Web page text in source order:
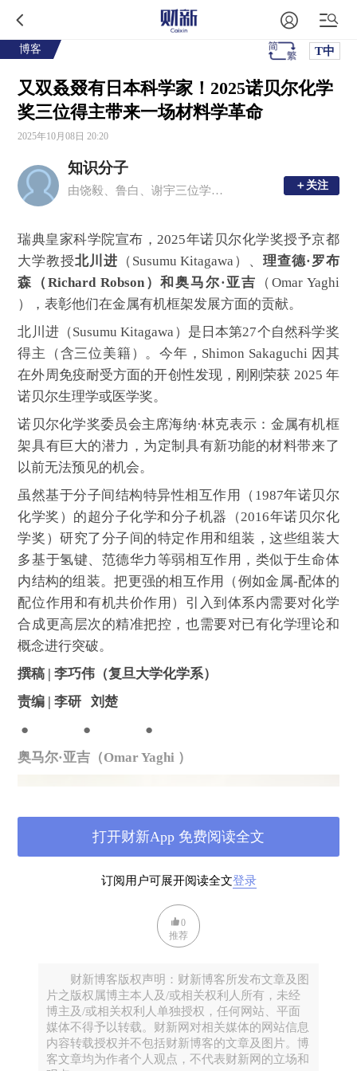
博客 T中
又双叒叕有日本科学家！2025诺贝尔化学
奖三位得主带来一场材料学革命
2025年10月08日 20:20
知识分子
由饶毅、鲁白、谢宇三位学者创办的移动新媒体平台，现任主编为周忠和、毛淑德、夏志宏。 ＋关注
＋关注
瑞典皇家科学院宣布，2025年诺贝尔化学奖授予京都
大学教授北川进 （Susumu Kitagawa）、理查德·罗布
森（Richard Robson）和奥马尔·亚吉
（Omar Yaghi
），表彰他们在金属有机框架发展方面的贡献。
北川进（Susumu Kitagawa）是日本第27个自然科学奖
得主（含三位美籍）。今年，Shimon Sakaguchi 因其
在外周免疫耐受方面的开创性发现，刚刚荣获 2025 年
诺贝尔生理学或医学奖。
诺贝尔化学奖委员会主席海纳·林克表示：金属有机框
架具有巨大的潜力，为定制具有新功能的材料带来了
以前无法预见的机会。
虽然基于分子间结构特异性相互作用（1987年诺贝尔
化学奖）的超分子化学和分子机器（2016年诺贝尔化
学奖）研究了分子间的特定作用和组装，这些组装大
多基于氢键、范德华力等弱相互作用，类似于生命体
内结构的组装。把更强的相互作用（例如金属-配体的
配位作用和有机共价作用）引入到体系内需要对化学
合成更高层次的精准把控，也需要对已有化学理论和
概念进行突破。
撰稿 | 李巧伟（复旦大学化学系）
责编 | 李研 刘楚
● ● ●
奥马尔·亚吉（Omar Yaghi ）
订阅用户可展开阅读全文登录
打开财新App 免费阅读全文
0
推荐
财新博客版权声明：财新博客所发布文章及图
片之版权属博主本人及/或相关权利人所有，未经
博主及/或相关权利人单独授权，任何网站、平面
媒体不得予以转载。财新网对相关媒体的网站信息
内容转载授权并不包括财新博客的文章及图片。博
客文章均为作者个人观点，不代表财新网的立场和